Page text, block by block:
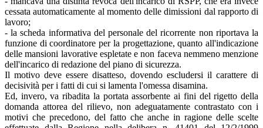
cessata automaticamente al momento delle dimissioni dal rapporto di
lavoro;
- la scheda informativa del personale del ricorrente non riportava la
funzione di coordinatore per la progettazione, quanto all'indicazione
delle mansioni lavorative espletate e non faceva nemmeno menzione
dell'incarico di redazione del piano di sicurezza.
Il motivo deve essere disatteso, dovendo escludersi il carattere di
decisività per i fatti di cui si lamenta l'omessa disamina.
Ed, invero, va ribadita la portata assorbente ai fini del rigetto della
domanda attorea del rilievo, non adeguatamente contrastato con i
motivi che precedono, del fatto che anche in ragione delle scelte